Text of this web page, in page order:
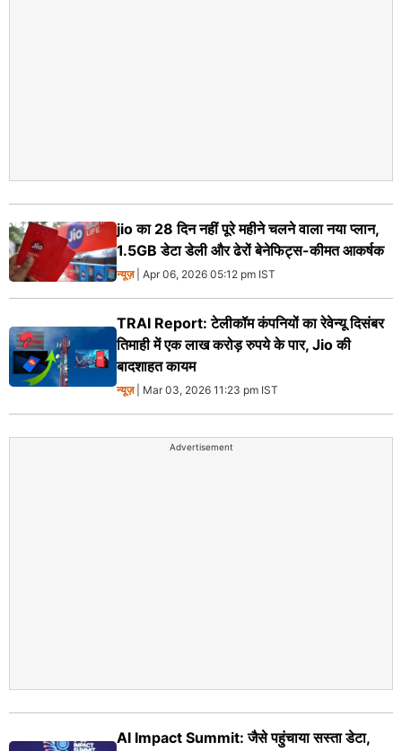
jio का 28 दिन नहीं पूरे महीने चलने वाला नया प्लान,
1.5GB डेटा डेली और ढेरों बेनेफिट्स-कीमत आकर्षक
न्यूज़| Apr 06, 2026 05:12 pm IST
TRAI Report: टेलीकॉम कंपनियों का रेवेन्यू दिसंबर
तिमाही में एक लाख करोड़ रुपये के पार, Jio की
बादशाहत कायम
न्यूज़| Mar 03, 2026 11:23 pm IST
Advertisement
AI Impact Summit: जैसे पहुंचाया सस्ता डेटा,